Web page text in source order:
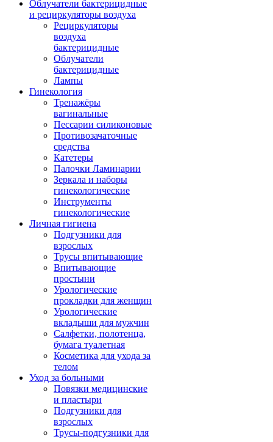
Облучатели бактерицидные
и рециркуляторы воздуха
Рециркуляторы
воздуха
бактерицидные
Облучатели
бактерицидные
Лампы
Гинекология
Тренажёры
вагинальные
Пессарии силиконовые
Противозачаточные
средства
Катетеры
Палочки Ламинарии
Зеркала и наборы
гинекологические
Инструменты
гинекологические
Личная гигиена
Подгузники для
взрослых
Трусы впитывающие
Впитывающие
простыни
Урологические
прокладки для женщин
Урологические
вкладыши для мужчин
Салфетки, полотенца,
бумага туалетная
Косметика для ухода за
телом
Уход за больными
Повязки медицинские
и пластыри
Подгузники для
взрослых
Трусы-подгузники для